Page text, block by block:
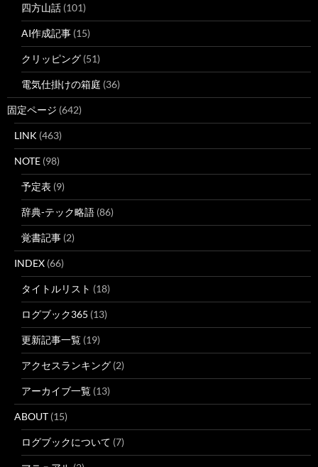
四方山話 (101)
AI作成記事 (15)
クリッピング (51)
電気仕掛けの箱庭 (36)
固定ページ (642)
LINK (463)
NOTE (98)
予定表 (9)
辞典-テック略語 (86)
覚書記事 (2)
INDEX (66)
タイトルリスト (18)
ログブック365 (13)
更新記事一覧 (19)
アクセスランキング (2)
アーカイブ一覧 (13)
ABOUT (15)
ログブックについて (7)